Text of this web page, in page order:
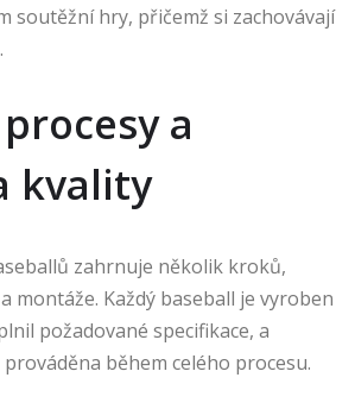
soutěžní hry, přičemž si zachovávají
a
kvality
zahrnuje několik kroků,
montáže. Každý baseball je vyroben
požadované specifikace, a
během celého procesu.